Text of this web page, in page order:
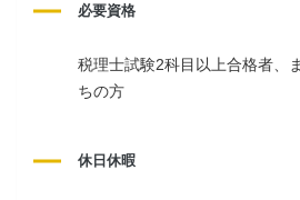
必要資格
税理士試験2科目以上合格者、
ちの方
休日休暇